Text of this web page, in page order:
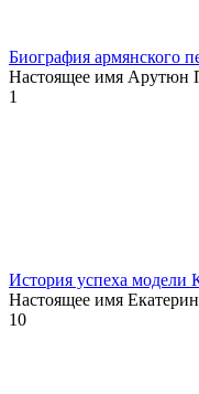
Биография армянского
Настоящее имя Арутюн
1
История успеха модели
Настоящее имя
10